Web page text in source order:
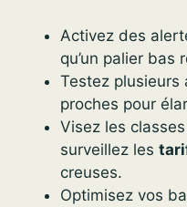
Activez des
qu’un palier bas
Testez
proches pour
Visez les
surveillez les
creuses.
Optimisez vos